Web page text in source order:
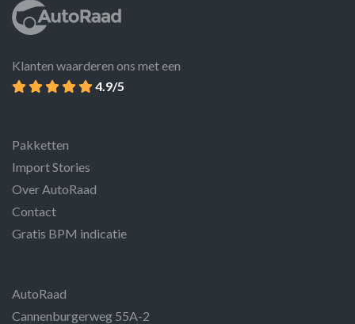
Klanten waarderen ons met een
4.9/5
Pakketten
Import Stories
Over AutoRaad
Contact
Gratis BPM indicatie
AutoRaad
Cannenburgerweg 55A-2